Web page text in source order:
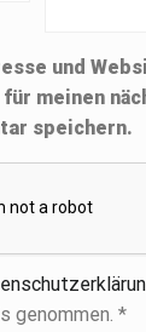
und
meinen
speichern.
genommen. *